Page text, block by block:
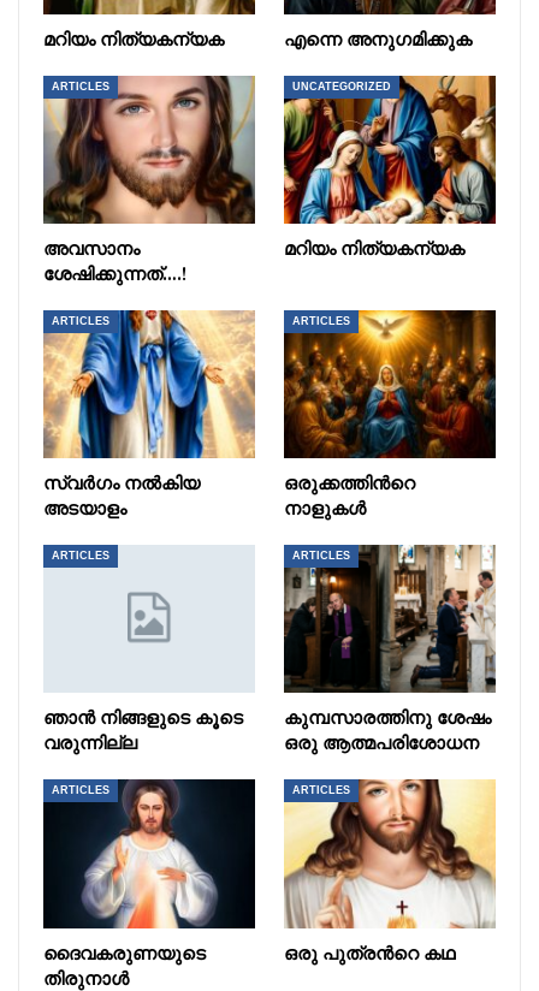
മറിയം നിത്യകന്യക എന്നെ അനുഗമിക്കുക
ARTICLES
അവസാനം
ശേഷിക്കുന്നത്….!
UNCATEGORIZED
മറിയം നിത്യകന്യക
ARTICLES
സ്വർഗം നൽകിയ
അടയാളം
ARTICLES
ഒരുക്കത്തിൻറെ
നാളുകൾ
ARTICLES
ഞാൻ നിങ്ങളുടെ കൂടെ
വരുന്നില്ല
ARTICLES
കുമ്പസാരത്തിനു ശേഷം
ഒരു ആത്മപരിശോധന
ARTICLES
ദൈവകരുണയുടെ
തിരുനാൾ
ARTICLES
ഒരു പുത്രൻറെ കഥ